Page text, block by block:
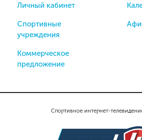
Спортивное интернет-
Личный кабинет
Спортивные
учреждения
Коммерческое
предложение